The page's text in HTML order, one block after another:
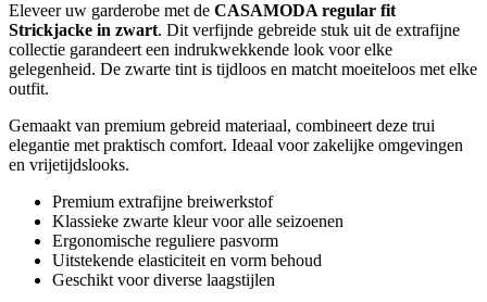
Eleveer uw garderobe met de CASAMODA regular fit
Strickjacke in zwart. Dit verfijnde gebreide stuk uit de extrafijne
collectie garandeert een indrukwekkende look voor elke
gelegenheid. De zwarte tint is tijdloos en matcht moeiteloos met elke
outfit.
Gemaakt van premium gebreid materiaal, combineert deze trui
elegantie met praktisch comfort. Ideaal voor zakelijke omgevingen
en vrijetijdslooks.
Premium extrafijne breiwerkstof
Klassieke zwarte kleur voor alle seizoenen
Ergonomische reguliere pasvorm
Uitstekende elasticiteit en vorm behoud
Geschikt voor diverse laagstijlen